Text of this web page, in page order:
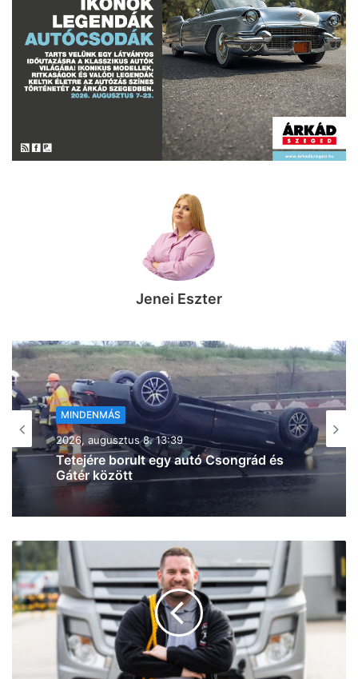
Jenei Eszter
MINDENMÁS
2026, augusztus 8. 11:46
Durva ráfutásos baleset történt az M5-
ös autópályán
MINDENMÁS
2026, augusztus 8. 11:20
Óriási a torlódás az M5-ön, már két
kilométeren áll a sor